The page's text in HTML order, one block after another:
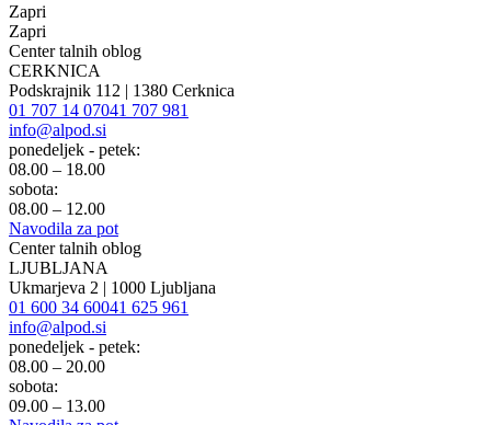
Zapri
Zapri
Center talnih oblog
CERKNICA
Podskrajnik 112 | 1380 Cerknica
01 707 14 07041 707 981
info@alpod.si
ponedeljek - petek:
08.00 – 18.00
sobota:
08.00 – 12.00
Navodila za pot
Center talnih oblog
LJUBLJANA
Ukmarjeva 2 | 1000 Ljubljana
01 600 34 60041 625 961
info@alpod.si
ponedeljek - petek:
08.00 – 20.00
sobota:
09.00 – 13.00